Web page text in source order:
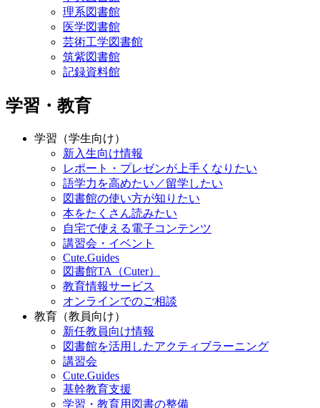
各図書館
中央図書館
理系図書館
医学図書館
芸術工学図書館
記録資料館
学習・教育
学習（学生向け）
新入生向け情報
レポート・プレゼンが上手くなりたい
語学力を高めたい／留学したい
図書館の使い方が知りたい
本をたくさん読みたい
自宅で使える電子コンテンツ
講習会・イベント
Cute.Guides
図書館TA（Cuter）
教育情報サービス
オンラインでのご相談
教育（教員向け）
新任教員向け情報
図書館を活用したアクティブラーニング
講習会
Cute.Guides